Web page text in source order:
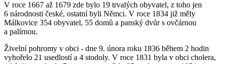
V roce 1667 až 1679 zde bylo 19 trvalých obyvatel, z toho jen
6 národnosti české, ostatní byli Němci. V roce 1834 již měly
Málkovice 354 obyvatel, 55 domů a panský dvůr s ovčárnou
a palírnou.
Živelní pohromy v obci - dne 9. února roku 1836 během 2 hodin
vyhořelo 21 usedlostí a 4 stodoly. V roce 1831 byla v obci cholera,